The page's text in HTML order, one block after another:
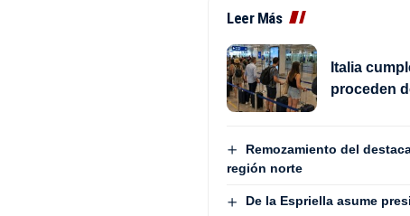
Leer Más
Italia
proceden
Remozamiento del
región norte
De la Espriella asume